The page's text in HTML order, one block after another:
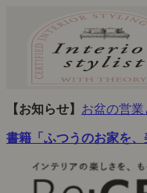
【お知らせ】 お盆の営
書籍「ふつうのお家を、